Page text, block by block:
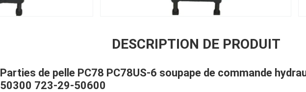
DESCRIPTION DE PRODUIT
Parties de pelle PC78 PC78US-6 soupape de commande
50300 723-29-50600